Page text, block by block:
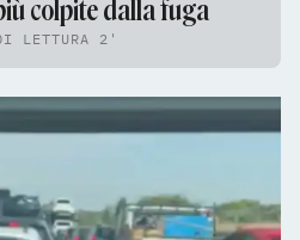
colpite dalla fuga
LETTURA 2'